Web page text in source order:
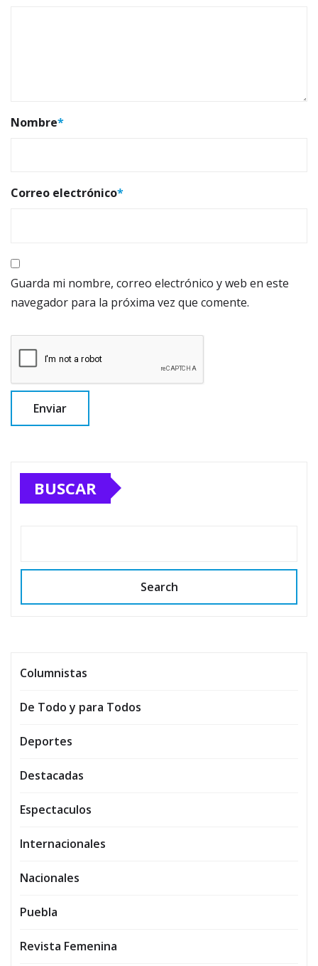
Nombre*
Correo electrónico*
Guarda mi nombre, correo electrónico y web en este
navegador para la próxima vez que comente.
BUSCAR
Search
Columnistas
De Todo y para Todos
Deportes
Destacadas
Espectaculos
Internacionales
Nacionales
Puebla
Revista Femenina